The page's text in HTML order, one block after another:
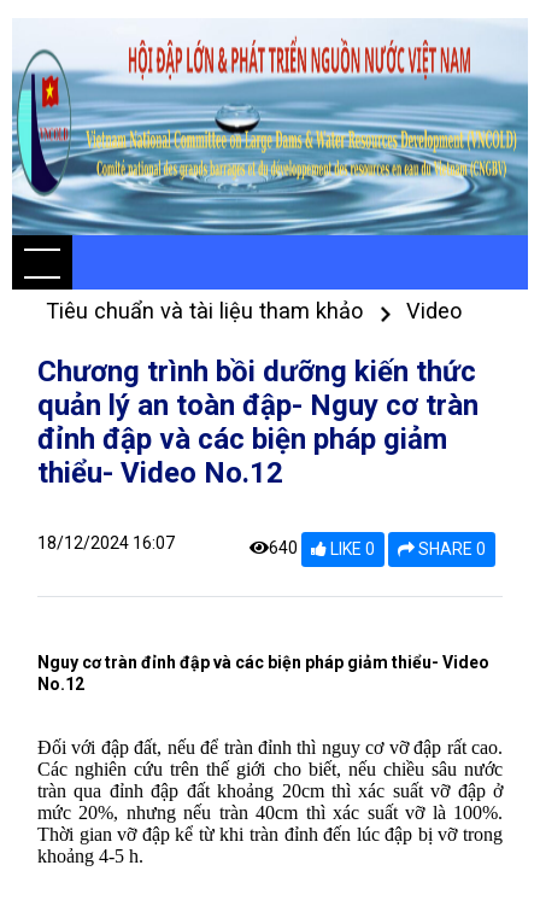
Tiêu chuẩn và tài liệu tham khảo Video
Chương trình bồi dưỡng kiến thức
quản lý an toàn đập- Nguy cơ tràn
đỉnh đập và các biện pháp giảm
thiểu- Video No.12
18/12/2024 16:07 640 LIKE 0 SHARE 0
Nguy cơ tràn đỉnh đập và các biện pháp giảm thiểu- Video
No.12
Đối với đập đất, nếu để tràn đỉnh thì nguy cơ vỡ đập rất cao.
Các nghiên cứu trên thế giới cho biết, nếu chiều sâu nước
tràn qua đỉnh đập đất khoảng 20cm thì xác suất vỡ đập ở
mức 20%, nhưng nếu tràn 40cm thì xác suất vỡ là 100%.
Thời gian vỡ đập kể từ khi tràn đỉnh đến lúc đập bị vỡ trong
khoảng 4-5 h.